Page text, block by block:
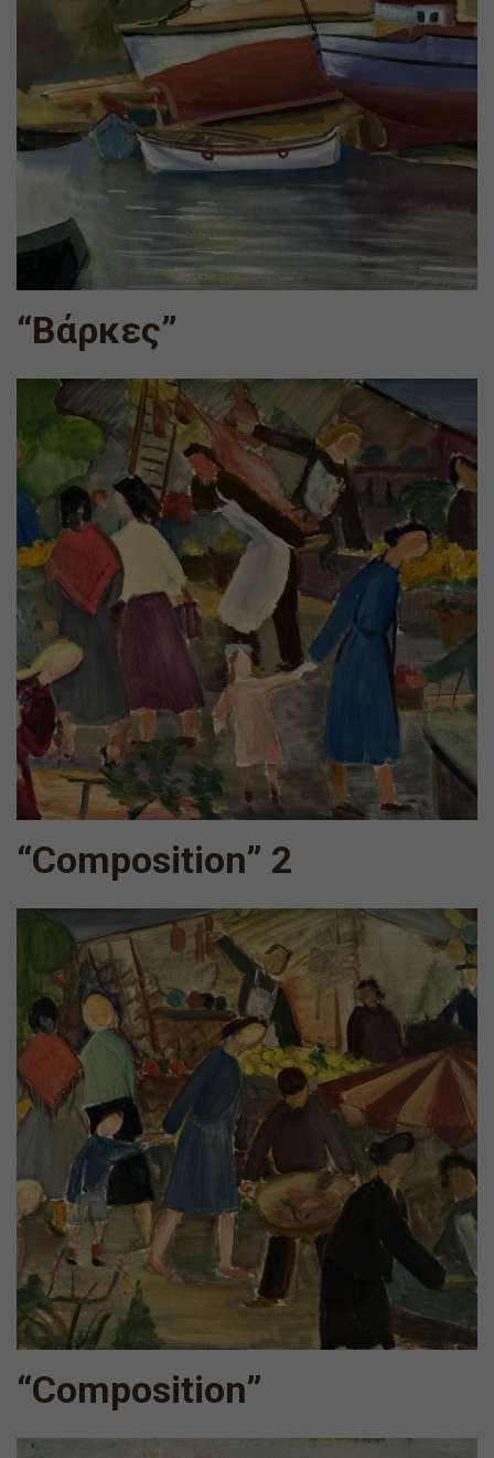
“Βάρκες”
“Composition” 2
“Composition”